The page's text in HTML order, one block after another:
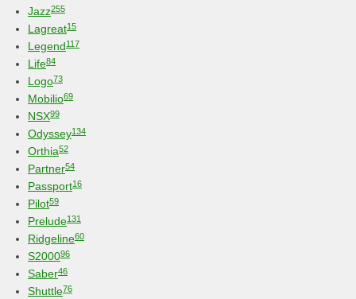
Jazz255
Lagreat15
Legend117
Life84
Logo73
Mobilio69
NSX99
Odyssey134
Orthia52
Partner54
Passport16
Pilot59
Prelude131
Ridgeline60
S200096
Saber46
Shuttle76